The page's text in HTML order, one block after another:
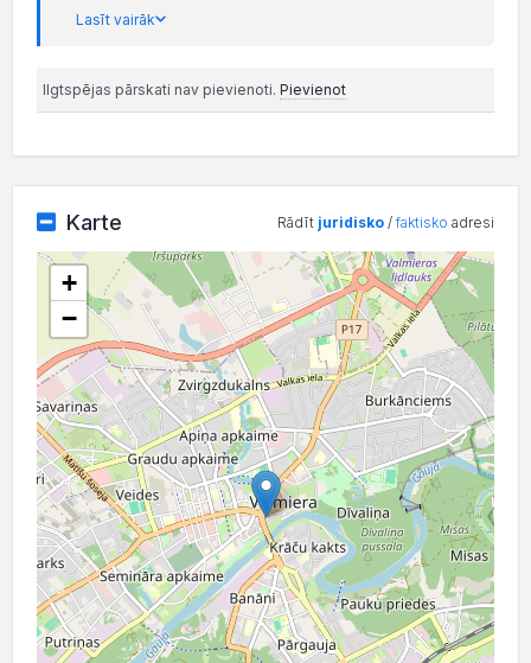
Lasīt vairāk
Ilgtspējas pārskati nav pievienoti. Pievienot
Karte Rādīt juridisko /faktisko adresi
+
−